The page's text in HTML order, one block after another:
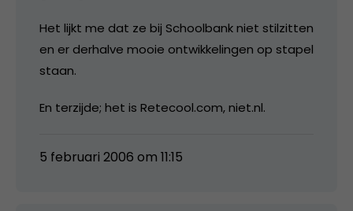
Het lijkt me dat ze bij Schoolbank niet stilzitten
en er derhalve mooie ontwikkelingen op stapel
staan.
En terzijde; het is Retecool.com, niet.nl.
5 februari 2006 om 11:15